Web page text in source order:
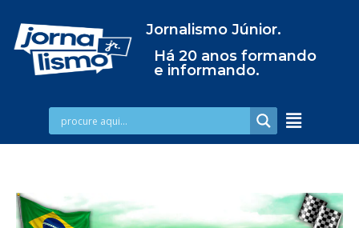
Jornalismo Júnior.
Há 20 anos formando
e informando.